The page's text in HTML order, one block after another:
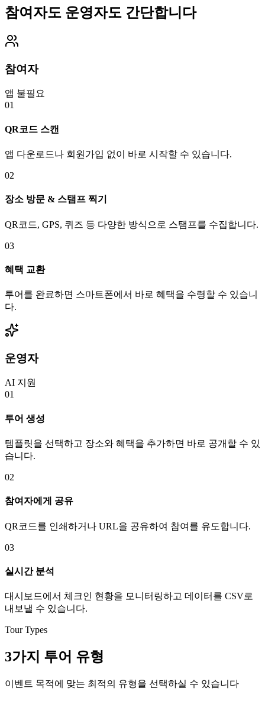
참여자도 운영자도 간단합니다
참여자
앱 불필요
01
QR코드 스캔
앱 다운로드나 회원가입 없이 바로 시작할 수 있습니다.
02
장소 방문 & 스탬프 찍기
QR코드, GPS, 퀴즈 등 다양한 방식으로 스탬프를 수집합니다.
03
혜택 교환
투어를 완료하면 스마트폰에서 바로 혜택을 수령할 수 있습니
다.
운영자
AI 지원
01
투어 생성
템플릿을 선택하고 장소와 혜택을 추가하면 바로 공개할 수 있
습니다.
02
참여자에게 공유
QR코드를 인쇄하거나 URL을 공유하여 참여를 유도합니다.
03
실시간 분석
대시보드에서 체크인 현황을 모니터링하고 데이터를 CSV로
내보낼 수 있습니다.
Tour Types
3가지 투어 유형
이벤트 목적에 맞는 최적의 유형을 선택하실 수 있습니다